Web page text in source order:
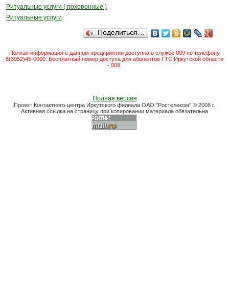
Ритуальные услуги ( похоронные )
Ритуальные услуги
Поделиться…
Полная информация о данном предприятии доступна в службе 009 по телефону
8(3952)45-0000. Бесплатный номер доступа для абонентов ГТС Иркутской области
- 009.
Полная версия
Проект Контактного-центра Иркутского филиала ОАО "Ростелеком" © 2008 г.
Активная ссылка на страницу при копировании материала обязательна